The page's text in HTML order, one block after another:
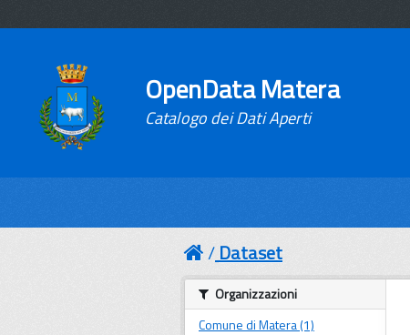
OpenData Matera
Catalogo dei Dati Aperti
Dataset
Organizzazioni
Comune di Matera (1)